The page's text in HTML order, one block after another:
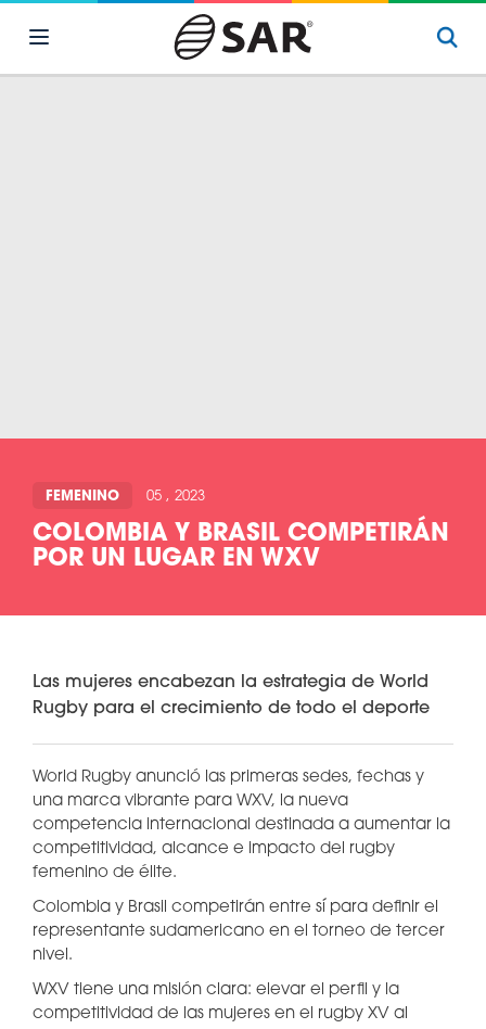
FEMENINO 05 , 2023
COLOMBIA Y BRASIL COMPETIRÁN
POR UN LUGAR EN WXV
Las mujeres encabezan la estrategia de World
Rugby para el crecimiento de todo el deporte
World Rugby anunció las primeras sedes, fechas y
una marca vibrante para WXV, la nueva
competencia internacional destinada a aumentar la
competitividad, alcance e impacto del rugby
femenino de élite.
Colombia y Brasil competirán entre sí para definir el
representante sudamericano en el torneo de tercer
nivel.
WXV tiene una misión clara: elevar el perfil y la
competitividad de las mujeres en el rugby XV al